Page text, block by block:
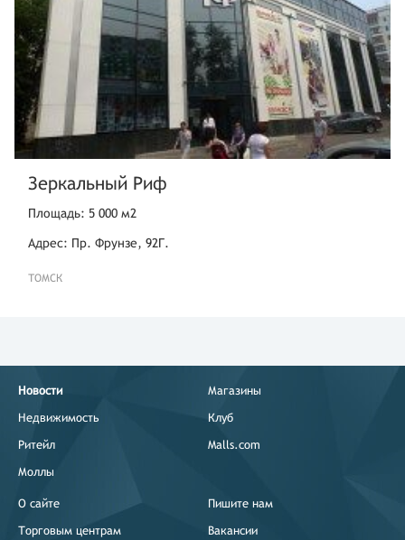
Зеркальный Риф
Площадь: 5 000 м2
Адрес: Пр. Фрунзе, 92Г.
ТОМСК
Новости
Недвижимость
Ритейл
Моллы
Магазины
Клуб
Malls.com
О сайте
Торговым центрам
Пишите нам
Вакансии